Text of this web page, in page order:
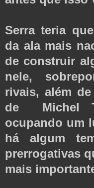
Serra teria
da ala mais
de construir
nele,
rivais, além
de Michel
ocupando um
há algum
prerrogativas
mais